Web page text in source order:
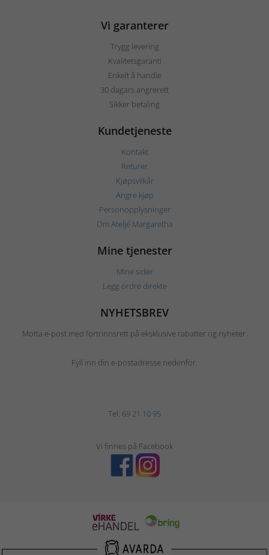
Vi garanterer
Trygg levering
Kvalitetsgaranti
Enkelt å handle
30 dagars angrerett
Sikker betaling
Kundetjeneste
Kontakt
Returer
Kjøpsvilkår
Angre kjøp
Personopplysninger
Om Ateljé Margaretha
Mine tjenester
Mine sider
Legg ordre direkte
NYHETSBREV
Motta e-post med fortrinnsrett på eksklusive rabatter og nyheter.
Fyll inn din e-postadresse nedenfor.
Tel: 69 21 10 95
Vi finnes på Facebook